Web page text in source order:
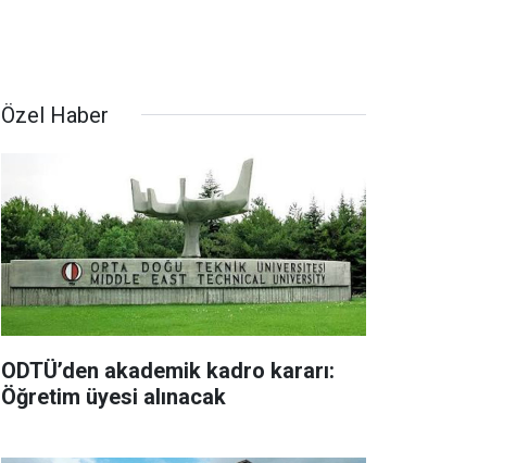
Özel Haber
ODTÜ’den akademik kadro kararı:
Öğretim üyesi alınacak